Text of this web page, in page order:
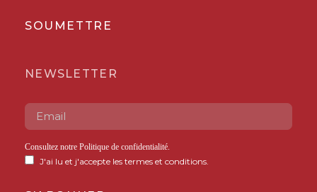
SOUMETTRE
NEWSLETTER
Consultez notre Politique de confidentialité.
J'ai lu et j'accepte les termes et conditions.